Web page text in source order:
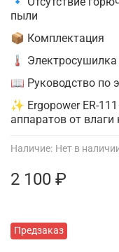
Наличие: Нет в
Предзаказ
2 100 ₽
пыли
📦 Комплектация
🌡️ Электросушилка
📖 Руководство по
✨ Ergopower ER-
аппаратов от